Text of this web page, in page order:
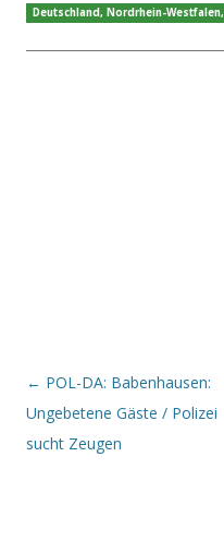
Deutschland, Nordrhein-Westfalen,
Beitrags-Navigation
← POL-DA: Babenhausen:
Ungebetene Gäste / Polizei
sucht Zeugen